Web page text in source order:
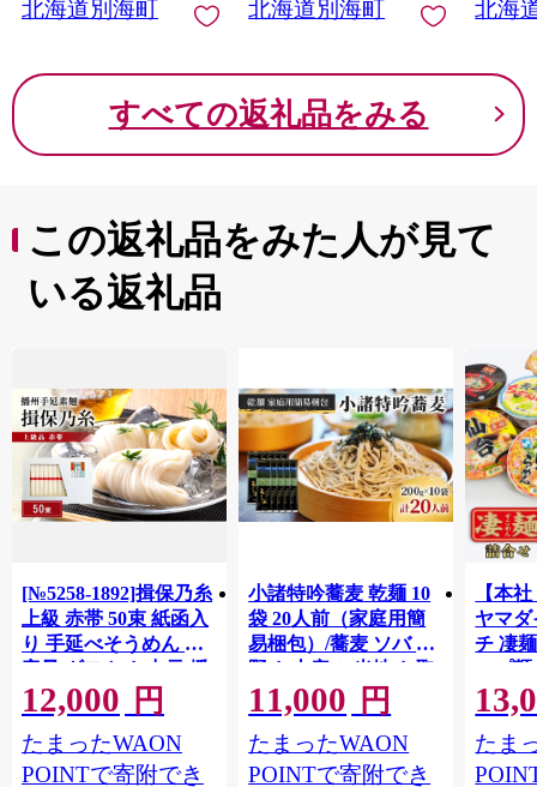
秋鮭 ふるさと納税 訳
あり切り身 訳あり 切
北海道別海町 北海道別海町
税 ふ
北海
すべての返礼品をみる
この返礼品をみた人が見て
いる返礼品
[№5258-1892]揖保乃糸
上級 赤帯 50束 紙函入
り 手延べそうめん 大
容量 ギフト お中元 播
州そうめん
12,000 円
たまったWAON
POINTで寄附でき
小諸特吟蕎麦 乾麺 10
袋 20人前（家庭用簡
易梱包）/蕎麦 ソバ 長
野 お土産 ご当地 お取
り寄せ 麺類 信州そば
麺類
11,000 円
たまったWAON
POINTで寄附でき
【本
ヤマ
チ 凄
ップ
せ セ
ーメン
プラ
ント
たま